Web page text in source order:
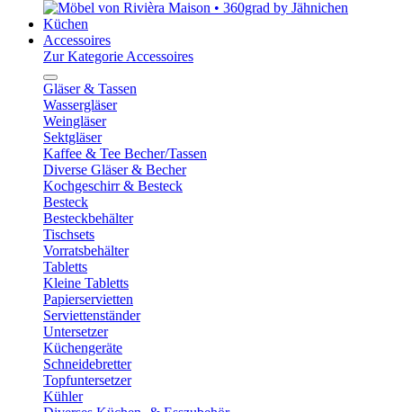
Küchen
Accessoires
Zur Kategorie Accessoires
Gläser & Tassen
Wassergläser
Weingläser
Sektgläser
Kaffee & Tee Becher/Tassen
Diverse Gläser & Becher
Kochgeschirr & Besteck
Besteck
Besteckbehälter
Tischsets
Vorratsbehälter
Tabletts
Kleine Tabletts
Papierservietten
Serviettenständer
Untersetzer
Küchengeräte
Schneidebretter
Topfuntersetzer
Kühler